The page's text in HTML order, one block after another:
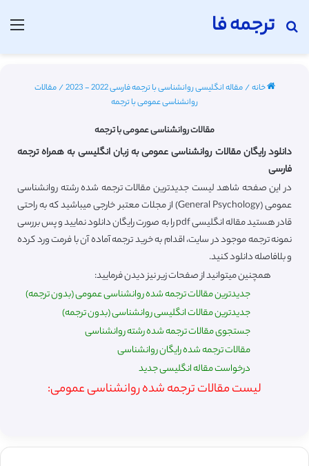
ترجمه فا
جستجو برای
خانه/مقاله انگلیسی روانشناسی با ترجمه فارسی 2022 - 2023 /مقالات
روانشناسی عمومی با ترجمه
مقالات روانشناسی عمومی با ترجمه
دانلود رایگان مقالات روانشناسی عمومی به زبان انگلیسی به همراه ترجمه
فارسی
در این صفحه شاهد لیست جدیدترین مقالات ترجمه شده رشته روانشناسی
عمومی (General Psychology) از مجلات معتبر خارجی میباشید که به راحتی
قادر هستید مقاله انگلیسی pdf را به صورت رایگان دانلود نمایید و پس بررسی
نمونه ترجمه موجود در سایت، اقدام به خرید ترجمه آماده آن با فرمت ورد کرده
و بلافاصله دانلود کنید.
همچنین میتوانید از صفحات زیر نیز دیدن فرمایید:
جدیدترین مقالات ترجمه شده روانشناسی عمومی (بدون ترجمه)
جدیدترین مقالات انگلیسی روانشناسی (بدون ترجمه)
جستجوی مقالات ترجمه شده رشته روانشناسی
مقالات ترجمه شده رایگان روانشناسی
درخواست مقاله انگلیسی جدید
لیست مقالات ترجمه شده روانشناسی عمومی: